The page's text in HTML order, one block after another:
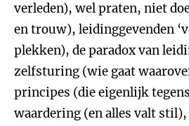
verleden), wel praten, niet
en trouw), leidinggevenden
plekken), de paradox van
zelfsturing (wie gaat
principes (die eigenlijk
waardering (en alles valt